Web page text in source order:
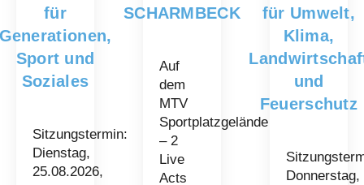
für
Sport und
Soziales
Sitzungstermin:
Dienstag,
25.08.2026,
SCHARMBECK
Auf
dem
MTV
Sportplatzgelände
– 2
Live
Acts
für Umwelt,
Klima,
und
Feuerschutz
Donnerstag,